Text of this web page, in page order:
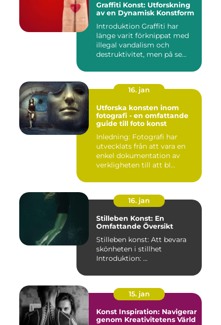
Graffiti Konst: Utforskning
av en Dynamisk Konstform
Introduktion Graffiti har
länge varit förknippat med
illegal vandalism och
destruktivitet, men på se...
16. jan
Utforska konsten inom
fotografi - en omfattande
guide till foto konst
Inledning: Fotografi har
utvecklats från att vara en
enkel dokumentation av
verkligheten till att bl...
16. jan
Stilleben Konst: En
Omfattande Översikt
Stilleben konst: Att bevara
skönheten i stillhet
Introduktion: ...
15. jan
Konst Inspiration: Navigerar
genom Kreativitetens Värld